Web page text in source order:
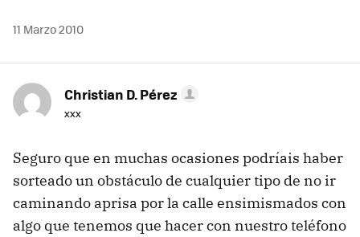
11 Marzo 2010
Christian D. Pérez
xxx
Seguro que en muchas ocasiones podríais haber
sorteado un obstáculo de cualquier tipo de no ir
caminando aprisa por la calle ensimismados con
algo que tenemos que hacer con nuestro teléfono